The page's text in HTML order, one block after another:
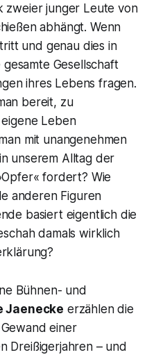
zweier junger Leute von
abhängt. Wenn
und genau dies in
Gesellschaft
ihres Lebens fragen.
bereit, zu
Leben
mit unangenehmen
unserem Alltag der
fordert? Wie
anderen Figuren
basiert eigentlich die
damals wirklich
Bühnen- und
Jaenecke erzählen die
einer
Dreißigerjahren – und